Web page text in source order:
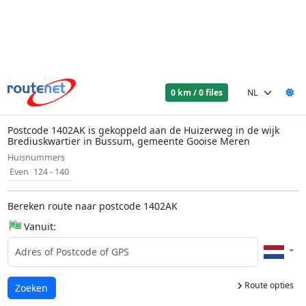
0 km / 0 files
Postcode 1402AK is gekoppeld aan de Huizerweg in de wijk
Brediuskwartier in Bussum, gemeente Gooise Meren
Huisnummers
Even 124 - 140
Bereken route naar postcode 1402AK
Vanuit:
Route opties
Laden...
Zoeken